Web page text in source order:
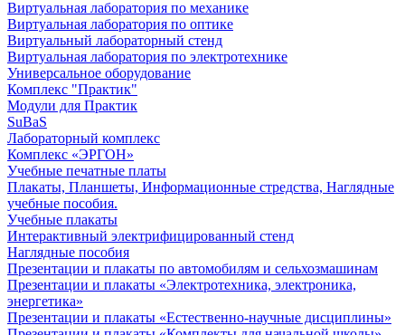
Виртуальная лаборатория по механике
Виртуальная лаборатория по оптике
Виртуальный лабораторный стенд
Виртуальная лаборатория по электротехнике
Универсальное оборудование
Комплекс "Практик"
Модули для Практик
SuBaS
Лабораторный комплекс
Комплекс «ЭРГОН»
Учебные печатные платы
Плакаты, Планшеты, Информационные стредства, Наглядные
учебные пособия.
Учебные плакаты
Интерактивный электрифицированный стенд
Наглядные пособия
Презентации и плакаты по автомобилям и сельхозмашинам
Презентации и плакаты «Электротехника, электроника,
энергетика»
Презентации и плакаты «Естественно-научные дисциплины»